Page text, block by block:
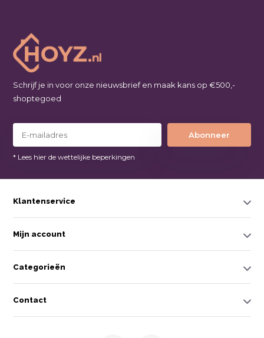
Schrijf je in voor onze nieuwsbrief en maak kans op €500,-
shoptegoed
Abonneer
* Lees hier de wettelijke beperkingen
Klantenservice
Mijn account
Categorieën
Contact